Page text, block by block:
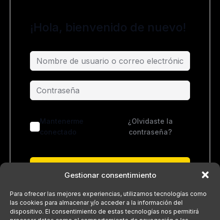
Gestionar consentimiento
Para ofrecer las mejores experiencias, utilizamos tecnologías como
las cookies para almacenar y/o acceder a la información del
dispositivo. El consentimiento de estas tecnologías nos permitirá
¡Hola, bienvenido de nuevo!
Mantenerme
conectado
¿Olvidaste la
contraseña?
¿No tienes una cuenta?Regístrate ahora